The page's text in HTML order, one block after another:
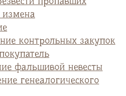
измена
контрольных закупок
фальшивой невесты
генеалогического